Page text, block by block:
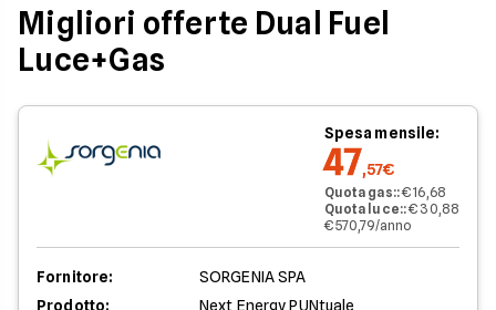
Migliori offerte Dual Fuel
Luce+Gas
Spesa mensile:
47,57€
Quota gas::€ 16,68
Quota luce::€ 30,88
€ 570,79/anno
Fornitore:
SORGENIA SPA
Prodotto:
Next Energy PUNtuale